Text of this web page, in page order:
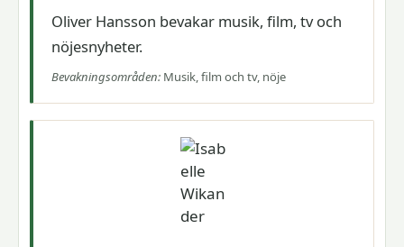
Oliver Hansson bevakar musik, film, tv och
nöjesnyheter.
Bevakningsområden: Musik, film och tv, nöje